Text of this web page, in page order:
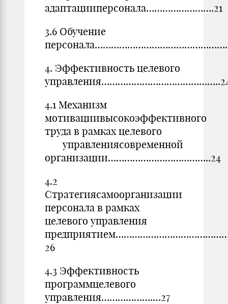
адаптацииперсонала…………………….21
3.6 Обучение
4. Эффективность целевого
4.1 Механизм
мотивациивысокоэффективного
труда в рамках целевого
управлениясовременной
организации………………………………..24
4.2
Стратегиясамоорганизации
персонала в рамках
целевого управления
26
4.3 Эффективность
программцелевого
управления……………….…27